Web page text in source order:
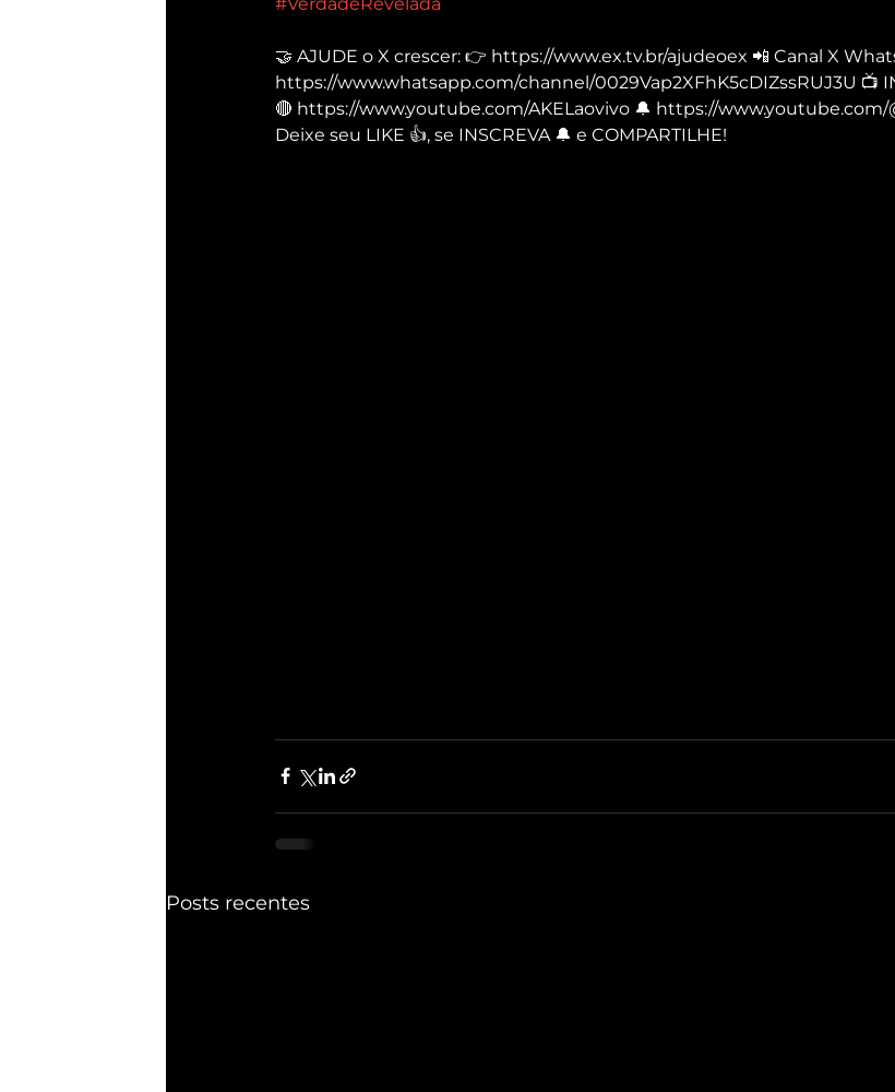
🤝 AJUDE o X crescer: 👉 https://www.ex.tv.br/ajudeoex 📲 Canal X
https://www.whatsapp.com/channel/0029Vap2XFhK5cDIZssRUJ3U 📺
🔴 https://www.youtube.com/AKELaovivo 🔔 https://www.youtube.com/
Deixe seu LIKE 👍, se INSCREVA 🔔 e COMPARTILHE!
Posts recentes